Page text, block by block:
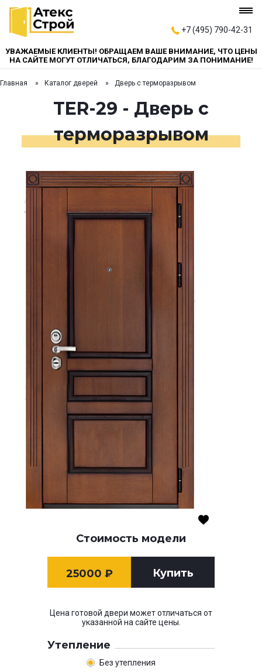
+7 (495) 790-42-31
УВАЖАЕМЫЕ КЛИЕНТЫ! ОБРАЩАЕМ ВАШЕ ВНИМАНИЕ, ЧТО ЦЕНЫ
НА САЙТЕ МОГУТ ОТЛИЧАТЬСЯ, БЛАГОДАРИМ ЗА ПОНИМАНИЕ!
Главная Каталог дверей Дверь с терморазрывом
TER-29 - Дверь с
терморазрывом
Стоимость модели
25000 ₽ Купить
Цена готовой двери может отличаться от
указанной на сайте цены.
Утепление
Без утепления